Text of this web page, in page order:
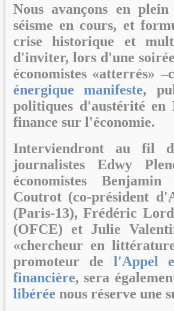
Nous avançons en
séisme en cours, et
crise historique et
d'inviter, lors d'une
économistes «atterrés»
énergique manifeste,
politiques d'austérité
finance sur l'économie.
Interviendront au fil
journalistes Edwy
économistesBenjamin
Coutrot (co-président
(Paris-13),Frédéric
(OFCE) et Julie
«chercheur en
promoteur de l'Appel
financière, sera
libérée nous réserve une